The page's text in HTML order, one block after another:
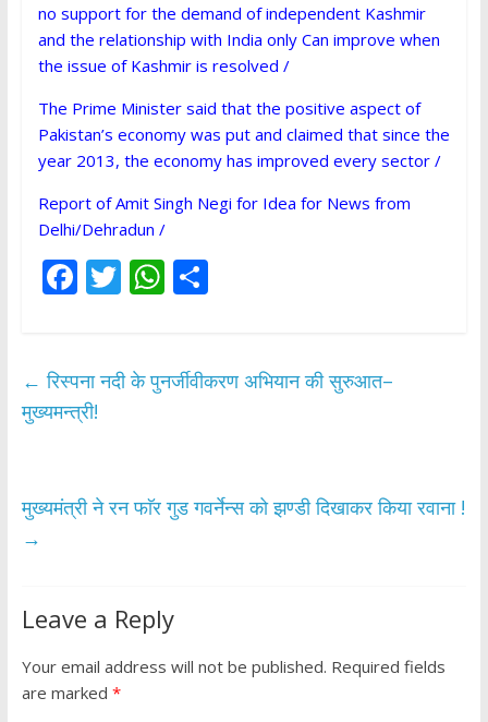
no support for the demand of independent Kashmir
and the relationship with India only Can improve when
the issue of Kashmir is resolved /
The Prime Minister said that the positive aspect of
Pakistan’s economy was put and claimed that since the
year 2013, the economy has improved every sector /
Report of Amit Singh Negi for Idea for News from
Delhi/Dehradun /
F
b
o
k
T
er
W
s
S
e
← रिस्पना नदी के पुनर्जीवीकरण अभियान की सुरुआत–
मुख्यमन्त्री!
मुख्यमंत्री ने रन फाॅर गुड गवर्नेन्स को झण्डी दिखाकर किया रवाना !
→
Leave a Reply
Your email address will not be published. Required fields
are marked *